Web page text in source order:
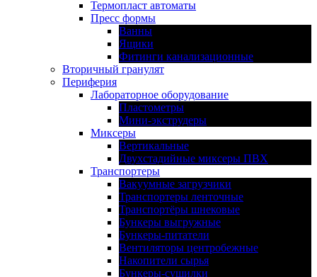
Термопласт автоматы
Пресс формы
Ванны
Ящики
Фитинги канализационные
Вторичный гранулят
Периферия
Лабораторное оборудование
Пластометры
Мини-экструдеры
Миксеры
Вертикальные
Двухстадийные миксеры ПВХ
Транспортеры
Вакуумные загрузчики
Транспортеры ленточные
Транспортёры шнековые
Бункеры выгружные
Бункеры-питатели
Вентиляторы центробежные
Накопители сырья
Бункеры-сушилки